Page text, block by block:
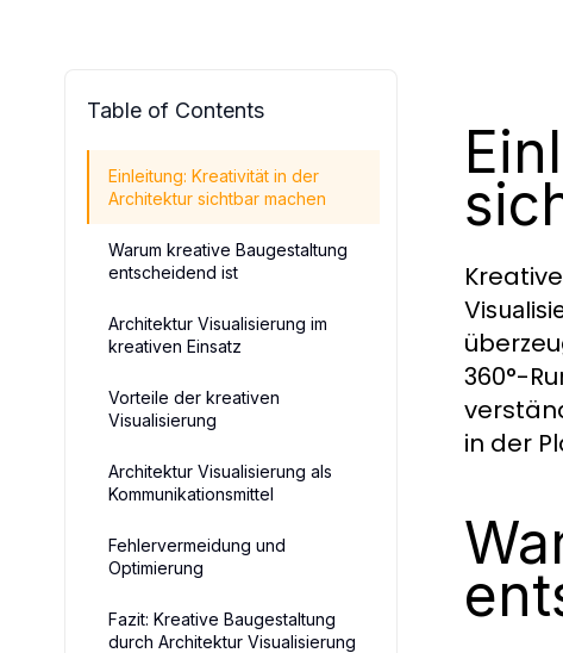
Table of Contents
Einleitung: Kreativität in der
Architektur sichtbar machen
Warum kreative Baugestaltung
entscheidend ist
Architektur Visualisierung im
kreativen Einsatz
Vorteile der kreativen
Visualisierung
Architektur Visualisierung als
Kommunikationsmittel
Fehlervermeidung und
Optimierung
Fazit: Kreative Baugestaltung
durch Architektur Visualisierung
360°-
in der